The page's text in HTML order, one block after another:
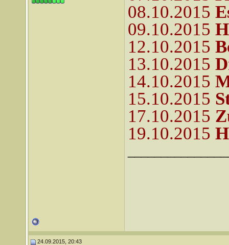
08.10.2015
09.10.2015
12.10.2015
13.10.2015
14.10.2015
15.10.2015
17.10.2015
19.10.2015
24.09.2015, 20:43